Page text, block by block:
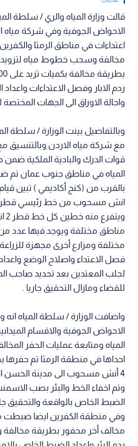
قالت وزارة المياه والري / سلطة
الاحواض الجوفية وفي شركة مياه
اعتداءات في مناطق الرمثا
مخالفة وسحب خطوط مياه لتزويد
ردم الابار وفصل الاعتداءات
واحالة الاوراق الى الجهات
وبالتفاصيل بينت الوزارة / سلطة
مع شركة مياه الاردن وبالتنسيق
قوات الدرك والبادية الملكية
المياه في مناطق جنوب عمان تم
مناطق مختلفة ويوجد فيها عدد من
مختلفة ومزارع أخرى مجهزة
فصل الاعتداء واصلاح الوضع
لجلب المعتدين بعد تحديد صاحب
للقضاء ومازال التحقيق جاريا .
واضافت الوزارة / سلطة المياه
الاحواض الجوفية والاقسام
احداها في منطقة الرمثا تم
4 أنش مسحوب الى مدينة الحسن
وتم اخفاء الخط والبئر بصب
الضبط الخاص بالواقعة والتحقيق
وفي منطقة الكفرين ايضا ضبطت
مخالف أخر محفور بطريقة مخالفة